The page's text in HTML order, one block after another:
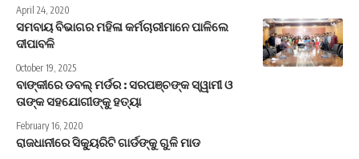
April 24, 2020
ସମବାୟ ବିଭାଗର ମହିଳା କର୍ମଚାରୀମାନେ ପାଳିଲେ
ଦୀପାବଳି
October 19, 2025
ବାଙ୍କୀରେ ଡବଲ୍‌ ମର୍ଡର : ସରପଞ୍ଚଙ୍କ ସ୍ୱାମୀ ଓ
ତାଙ୍କ ସହଯୋଗୀଙ୍କୁ ହତ୍ୟା
February 16, 2020
ରାଜଧାନୀରେ ସିକ୍ୟୁରିଟି ଗାର୍ଡଙ୍କୁ ଗୁଳି ମାଡ